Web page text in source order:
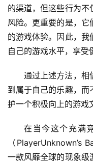
的渠道，但这些行为
风险。更重要的是，它
的游戏体验。因此，
自己的游戏水平，享受
通过上述方法，相
到属于自己的乐趣，而
护一个积极向上的游戏
在当今这个充满
（PlayerUnknown’s
一款风靡全球的现象级